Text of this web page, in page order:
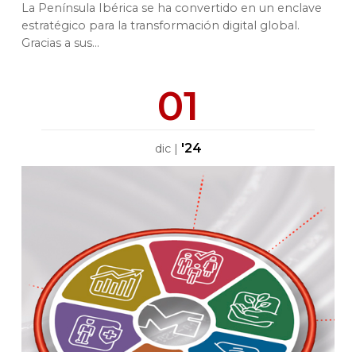
La Península Ibérica se ha convertido en un enclave
estratégico para la transformación digital global.
Gracias a sus...
01
dic| '24